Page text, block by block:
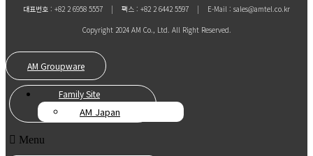
대표번호 : +82 2 6958 5557 | 팩스 : +82 2 6442 5597 | E-Mail : sales@amtel.co.kr
Copyright 2024 AM Co., Ltd. All Right Reserved.
AM Groupware
Family Site
AM Japan
Menu